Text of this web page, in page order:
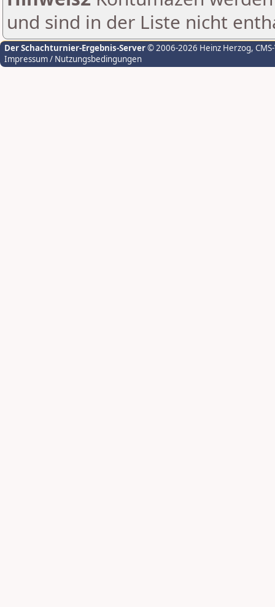
und sind in der Liste nicht
Der Schachturnier-Ergebnis-Server© 2006-2026 Heinz Herzog,
Impressum / Nutzungsbedingungen